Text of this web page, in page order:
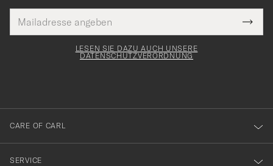
Mail
Adresse
Tack
för
dig
till
vårt
nyhetsbrev!
LESEN SIE DAZU AUCH UNSERE
DATENSCHUTZVERORDNUNG
CARE OF CARL
SERVICE